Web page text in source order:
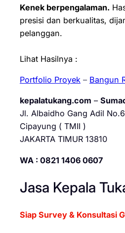
Kenek berpengalaman.
presisi dan berkualitas,
pelanggan.
Lihat Hasilnya :
Portfolio Proyek – Bangun
kepalatukang.com –
Jl. Albaidho Gang Adil
Cipayung ( TMII )
JAKARTA TIMUR 13810
WA : 0821 1406 0607
Jasa Kepala
Siap Survey & Konsultasi